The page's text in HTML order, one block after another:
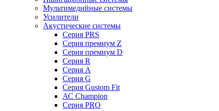
Мультимедийные системы
Усилители
Акустические системы
Cерия PRS
Cерия премиум Z
Cерия премиум D
Cерия R
Cерия A
Cерия G
Cерия Gustom Fit
АС Champion
Cерия PRO